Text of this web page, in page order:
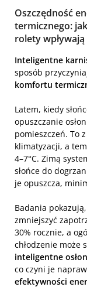
Oszczędność
termicznego:
rolety
Inteligentne
sposób
komfortu
Latem, kiedy
opuszczanie
pomieszczeń. To
klimatyzacji, a
4–7°C. Zimą
słońce do
je opuszcza,
Badania
zmniejszyć
30% rocznie, a
chłodzenie może
inteligentne
co czyni je
efektywności